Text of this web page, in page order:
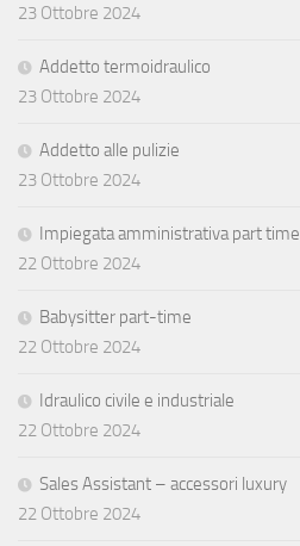
23 Ottobre 2024
Addetto termoidraulico
23 Ottobre 2024
Addetto alle pulizie
23 Ottobre 2024
Impiegata amministrativa part time
22 Ottobre 2024
Babysitter part-time
22 Ottobre 2024
Idraulico civile e industriale
22 Ottobre 2024
Sales Assistant – accessori luxury
22 Ottobre 2024